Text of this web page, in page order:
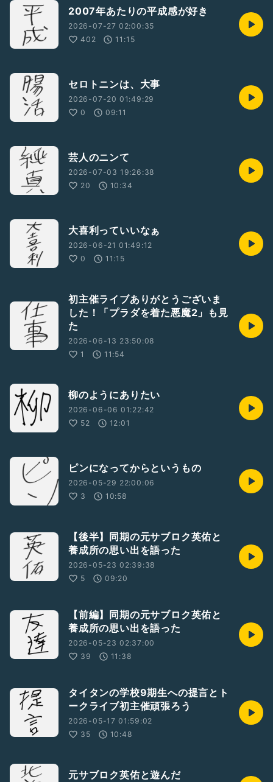
2007年あたりの平成感が好き
2026-07-27 02:00:35
402
11:15
セロトニンは、大事
2026-07-20 01:49:29
0
09:11
芸人のニンて
2026-07-03 19:26:38
20
10:34
大喜利っていいなぁ
2026-06-21 01:49:12
0
11:15
初主催ライブありがとうございま
した！「プラダを着た悪魔2」も見
た
2026-06-13 23:50:08
1
11:54
柳のようにありたい
2026-06-06 01:22:42
52
12:01
ピンになってからというもの
2026-05-29 22:00:06
3
10:58
【後半】同期の元サブロク英佑と
養成所の思い出を語った
2026-05-23 02:39:38
5
09:20
【前編】同期の元サブロク英佑と
養成所の思い出を語った
2026-05-23 02:37:00
39
11:38
タイタンの学校9期生への提言とト
ークライブ初主催頑張ろう
2026-05-17 01:59:02
35
10:48
元サブロク英佑と遊んだ